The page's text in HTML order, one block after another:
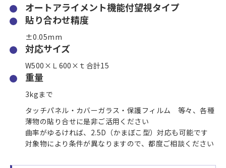
オートアライメント機能付望視タイプ
貼り合わせ精度
±0.05mm
対応サイズ
W500×Ｌ600×ｔ合計15
重量
3kgまで
タッチパネル・カバーガラス・保護フィルム 等々、各種
薄物の貼り合せに是非ご活用ください
曲率がゆるければ、2.5D（かまぼこ型）対応も可能です
対象物により条件が異なりますので、都度ご相談ください